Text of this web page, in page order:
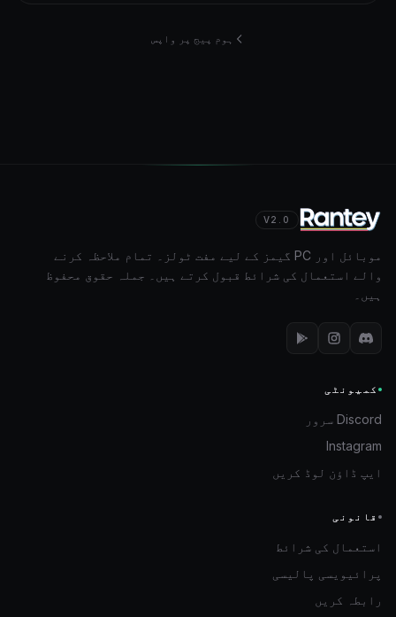
ہوم پیج پر واپس
V2.0
موبائل اور PC گیمز کے لیے مفت ٹولز۔ تمام ملاحظہ کرنے
والے استعمال کی شرائط قبول کرتے ہیں۔ جملہ حقوق محفوظ
ہیں۔
کمیونٹی
Discord سرور
Instagram
ایپ ڈاؤن لوڈ کریں
قانونی
استعمال کی شرائط
پرائیویسی پالیسی
رابطہ کریں